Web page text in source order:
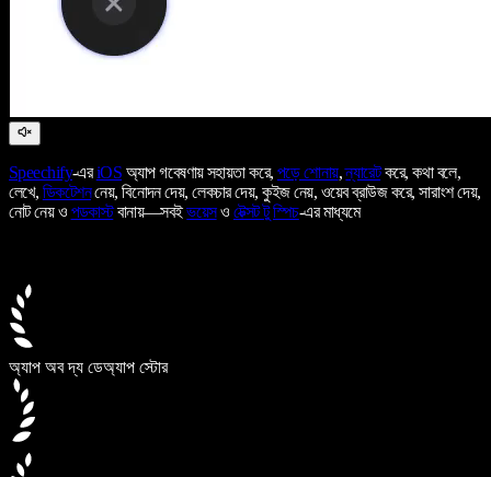
Speechify-এরiOS অ্যাপ গবেষণায় সহায়তা করে, পড়ে শোনায়,ন্যারেটকরে, কথা বলে,
লেখে, ডিকটেশননেয়, বিনোদন দেয়, লেকচার দেয়, কুইজ নেয়, ওয়েব ব্রাউজ করে, সারাংশ দেয়,
নোট নেয় ও পডকাস্টবানায়—সবইভয়েসও টেক্সট টু স্পিচ-এর মাধ্যমে
অ্যাপ অব দ্য ডেঅ্যাপ স্টোর